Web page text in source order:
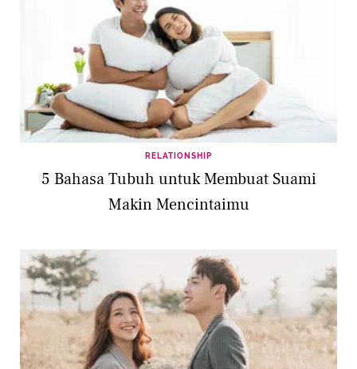
RELATIONSHIP
5 Bahasa Tubuh untuk Membuat Suami
Makin Mencintaimu